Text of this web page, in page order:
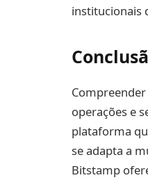
institucionais
operações e
plataforma
se adapta a
Bitstamp